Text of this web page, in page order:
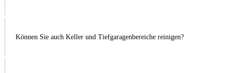
Können Sie auch Keller und Tiefgaragenbereiche reinigen?